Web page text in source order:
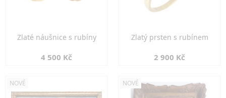
Zlaté náušnice s rubíny
4 500 Kč
Zlatý prsten s rubínem
2 900 Kč
NOVÉ NOVÉ